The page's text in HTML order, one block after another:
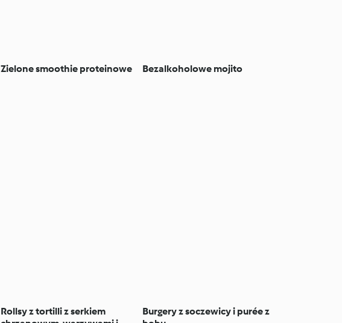
Zielone smoothie proteinowe Bezalkoholowe mojito
Rollsy z tortilli z serkiem
Burgery z soczewicy i purée z